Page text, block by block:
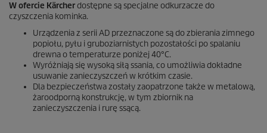
W ofercie Kärcherdostępne są specjalne odkurzacze do
czyszczenia kominka.
Urządzenia z serii AD przeznaczone są do zbierania zimnego
popiołu, pyłu i gruboziarnistych pozostałości po spalaniu
drewna o temperaturze poniżej 40°C.
Wyróżniają się wysoką siłą ssania, co umożliwia dokładne
usuwanie zanieczyszczeń w krótkim czasie.
Dla bezpieczeństwa zostały zaopatrzone także w metalową,
żaroodporną konstrukcję, w tym zbiornik na
zanieczyszczenia i rurę ssącą.